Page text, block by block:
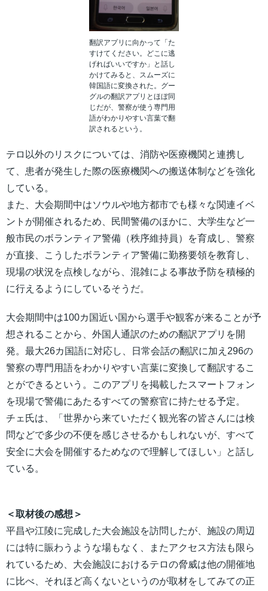
翻訳アプリに向かって「た
すけてください。どこに逃
げればいいですか」と話し
かけてみると、スムーズに
韓国語に変換された。グー
グルの翻訳アプリとほぼ同
じだが、警察が使う専門用
語がわかりやすい言葉で翻
訳されるという。
テロ以外のリスクについては、消防や医療機関と連携し
て、患者が発生した際の医療機関への搬送体制などを強化
している。
また、大会期間中はソウルや地方都市でも様々な関連イベ
ントが開催されるため、民間警備のほかに、大学生など一
般市民のボランティア警備（秩序維持員）を育成し、警察
が直接、こうしたボランティア警備に勤務要領を教育し、
現場の状況を点検しながら、混雑による事故予防を積極的
に行えるようにしているそうだ。
大会期間中は100カ国近い国から選手や観客が来ることが予
想されることから、外国人通訳のための翻訳アプリを開
発。最大26カ国語に対応し、日常会話の翻訳に加え296の
警察の専門用語をわかりやすい言葉に変換して翻訳するこ
とができるという。このアプリを掲載したスマートフォン
を現場で警備にあたるすべての警察官に持たせる予定。
チェ氏は、「世界から来ていただく観光客の皆さんには検
問などで多少の不便を感じさせるかもしれないが、すべて
安全に大会を開催するためなので理解してほしい」と話し
ている。
＜取材後の感想＞
平昌や江陵に完成した大会施設を訪問したが、施設の周辺
には特に賑わうような場もなく、またアクセス方法も限ら
れているため、大会施設におけるテロの脅威は他の開催地
に比べ、それほど高くないというのが取材をしてみての正